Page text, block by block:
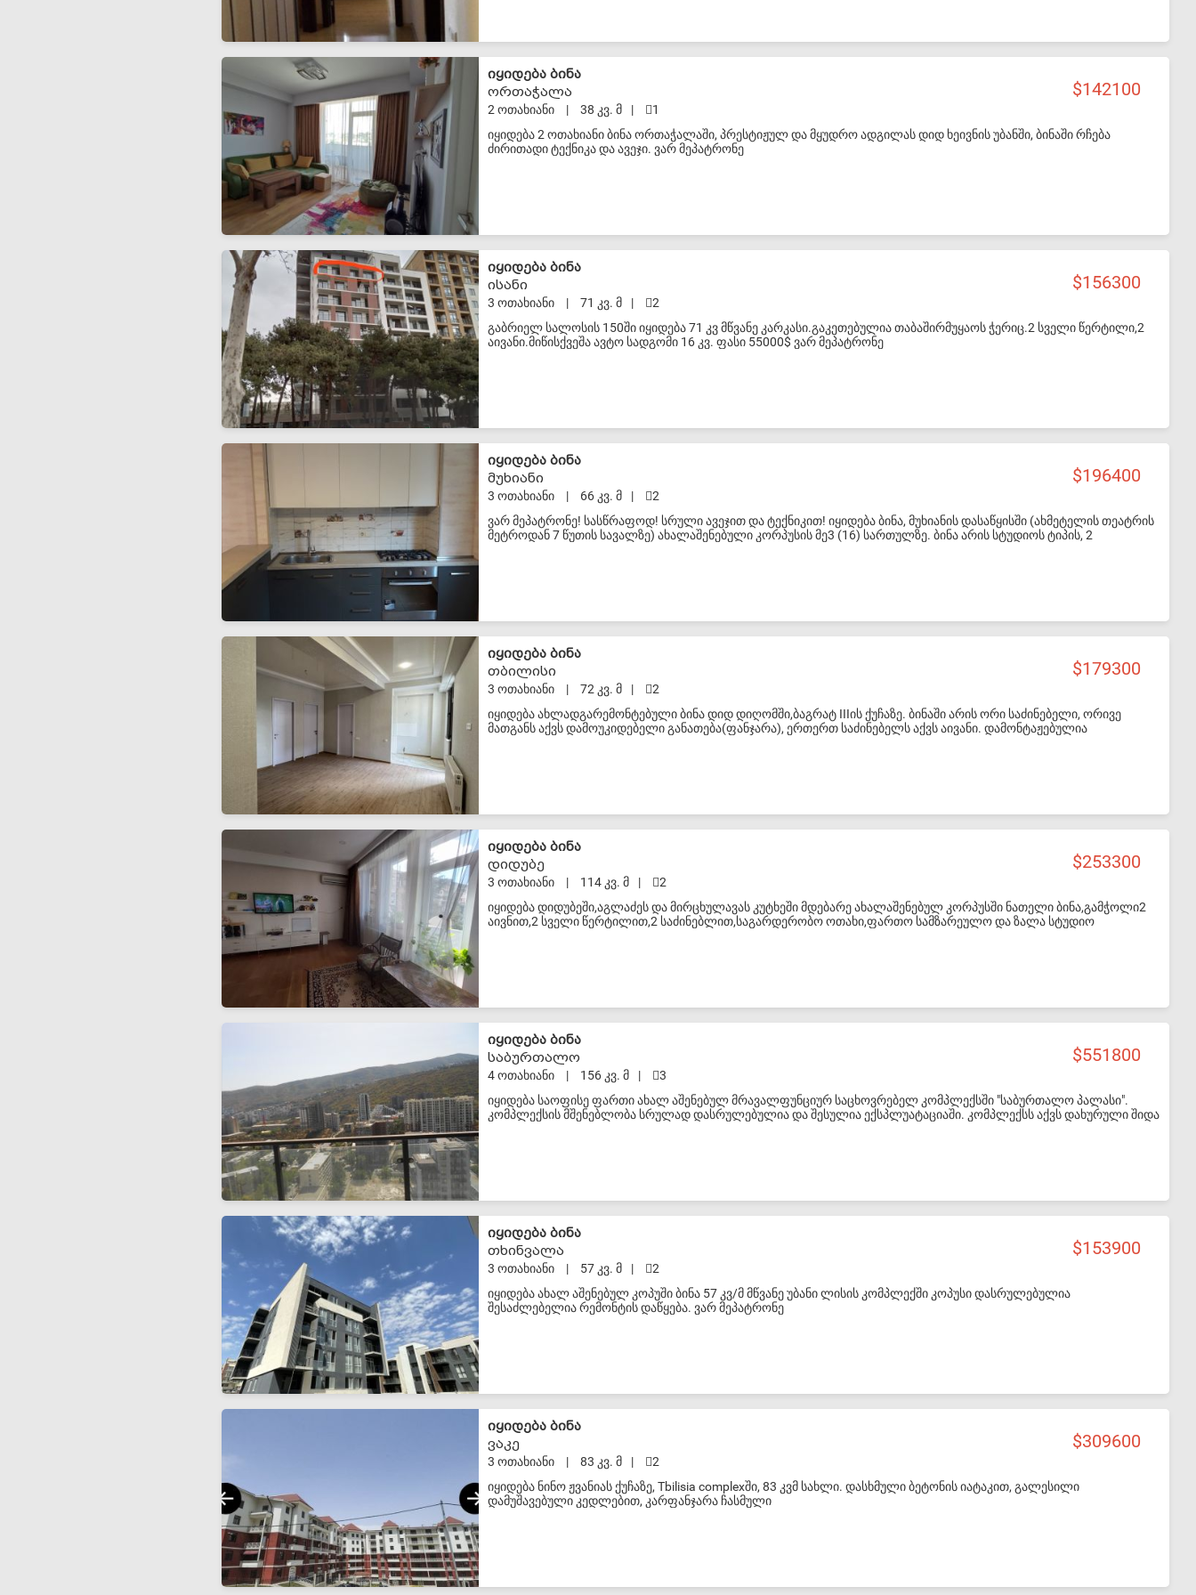
S-VIP 142100
იყიდება ბინა
ორთაჭალა
2 ოთახიანი | 38 კვ. მ |
1
იყიდება 2 ოთახიანი ბინა ორთაჭალაში, პრესტიჟულ და მყუდრო ადგილას დიდ ხეივნის უბანში, ბინაში რჩება
ძირითადი ტექნიკა და ავეჯი. ვარ მეპატრონე
S-VIP 156300
იყიდება ბინა
ისანი
3 ოთახიანი | 71 კვ. მ |
2
გაბრიელ სალოსის 150ში იყიდება 71 კვ მწვანე კარკასი.გაკეთებულია თაბაშირმუყაოს ჭერიც.2 სველი წერტილი,2
აივანი.მიწისქვეშა ავტო სადგომი 16 კვ. ფასი 55000$ ვარ მეპატრონე
S-VIP 196400
იყიდება ბინა
მუხიანი
3 ოთახიანი | 66 კვ. მ |
2
ვარ მეპატრონე! სასწრაფოდ! სრული ავეჯით და ტექნიკით! იყიდება ბინა, მუხიანის დასაწყისში (ახმეტელის თეატრის
მეტროდან 7 წუთის სავალზე) ახალაშენებული კორპუსის მე3 (16) სართულზე. ბინა არის სტუდიოს ტიპის, 2
S-VIP 179300
იყიდება ბინა
თბილისი
3 ოთახიანი | 72 კვ. მ |
2
იყიდება ახლადგარემონტებული ბინა დიდ დიღომში,ბაგრატ IIIის ქუჩაზე. ბინაში არის ორი საძინებელი, ორივე
მათგანს აქვს დამოუკიდებელი განათება(ფანჯარა), ერთერთ საძინებელს აქვს აივანი. დამონტაჟებულია
S-VIP 253300
იყიდება ბინა
დიდუბე
3 ოთახიანი | 114 კვ. მ |
2
იყიდება დიდუბეში,აგლაძეს და მირცხულავას კუტხეში მდებარე ახალაშენებულ კორპუსში ნათელი ბინა,გამჭოლი2
აივნით,2 სველი წერტილით,2 საძინებლით,საგარდერობო ოთახი,ფართო სამზარეულო და ზალა სტუდიო
S-VIP 551800
იყიდება ბინა
საბურთალო
4 ოთახიანი | 156 კვ. მ |
3
იყიდება საოფისე ფართი ახალ აშენებულ მრავალფუნციურ საცხოვრებელ კომპლექსში "საბურთალო პალასი".
კომპლექსის მშენებლობა სრულად დასრულებულია და შესულია ექსპლუატაციაში. კომპლექსს აქვს დახურული შიდა
და მიწისზედა პარკირებით. ფასი მოცემულია დღგს გარეშე.
S-VIP 153900
იყიდება ბინა
თხინვალა
3 ოთახიანი | 57 კვ. მ |
2
იყიდება ახალ აშენებულ კოპუში ბინა 57 კვ/მ მწვანე უბანი ლისის კომპლექში კოპუსი დასრულებულია
შესაძლებელია რემონტის დაწყება. ვარ მეპატრონე
309600
იყიდება ბინა
ვაკე
3 ოთახიანი | 83 კვ. მ |
2
იყიდება ნინო ჟვანიას ქუჩაზე, Tbilisia complexში, 83 კვმ სახლი. დასხმული ბეტონის იატაკით, გალესილი
დამუშავებული კედლებით, კარფანჯარა ჩასმული